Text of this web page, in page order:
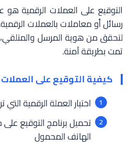
التوقيع على العملات الرقمية هو
رسائل أو معاملات بالعملات
لتحقق من هوية المرسل
تمت بطريقة آمنة.
كيفية التوقيع على
اختيار العملة الرقمية التي
تحميل برنامج التوقيع على
الهاتف المحمول